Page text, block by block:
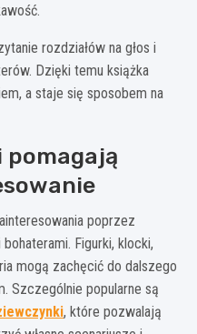
rozdziałów na głos i
Dzięki temu książka
a staje się sposobem na
pomagają
poprzez
Figurki, klocki,
mogą zachęcić do dalszego
Szczególnie popularne są
, które pozwalają